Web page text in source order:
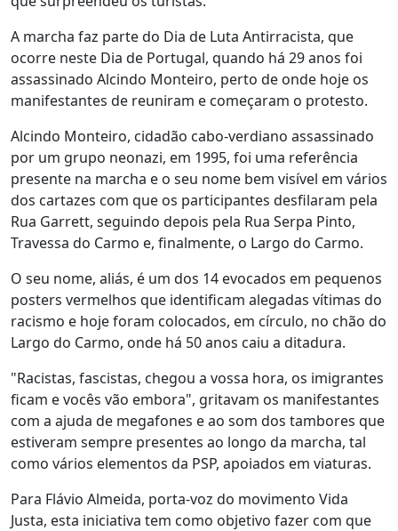
A marcha faz parte do Dia de Luta Antirracista, que
ocorre neste Dia de Portugal, quando há 29 anos foi
assassinado Alcindo Monteiro, perto de onde hoje os
manifestantes de reuniram e começaram o protesto.
Alcindo Monteiro, cidadão cabo-verdiano assassinado
por um grupo neonazi, em 1995, foi uma referência
presente na marcha e o seu nome bem visível em vários
dos cartazes com que os participantes desfilaram pela
Rua Garrett, seguindo depois pela Rua Serpa Pinto,
Travessa do Carmo e, finalmente, o Largo do Carmo.
O seu nome, aliás, é um dos 14 evocados em pequenos
posters vermelhos que identificam alegadas vítimas do
racismo e hoje foram colocados, em círculo, no chão do
Largo do Carmo, onde há 50 anos caiu a ditadura.
"Racistas, fascistas, chegou a vossa hora, os imigrantes
ficam e vocês vão embora", gritavam os manifestantes
com a ajuda de megafones e ao som dos tambores que
estiveram sempre presentes ao longo da marcha, tal
como vários elementos da PSP, apoiados em viaturas.
Para Flávio Almeida, porta-voz do movimento Vida
Justa, esta iniciativa tem como objetivo fazer com que